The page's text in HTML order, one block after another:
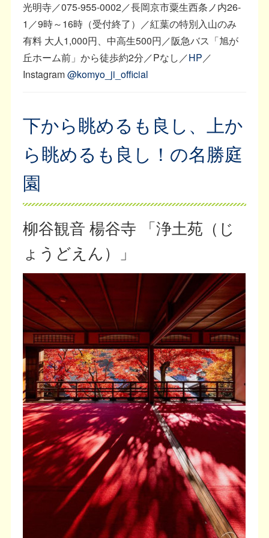
光明寺／075-955-0002／長岡京市粟生西条ノ内26-
1／9時～16時（受付終了）／紅葉の特別入山のみ
有料 大人1,000円、中高生500円／阪急バス「旭が
丘ホーム前」から徒歩約2分／Pなし／HP／
Instagram@komyo_ji_official
下から眺めるも良し、上か
ら眺めるも良し！の名勝庭
園
柳谷観音 楊谷寺 「浄土苑（じ
ょうどえん）」